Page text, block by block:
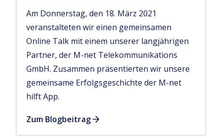
Am Donnerstag, den 18. März 2021
veranstalteten wir einen gemeinsamen
Online Talk mit einem unserer langjährigen
Partner, der M-net Telekommunikations
GmbH. Zusammen präsentierten wir unsere
gemeinsame Erfolgsgeschichte der M-net
hilft App.
Zum Blogbeitrag